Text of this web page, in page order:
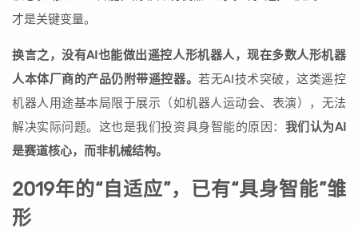
才是关键变量。
换言之，没有AI也能做出遥控人形机器人，现在多数人形机器
人本体厂商的产品仍附带遥控器。若无AI技术突破，这类遥控
机器人用途基本局限于展示（如机器人运动会、表演），无法
解决实际问题。这也是我们投资具身智能的原因： 我们认为AI
是赛道核心，而非机械结构。
2019年的“自适应”，已有“具身智能”雏
形